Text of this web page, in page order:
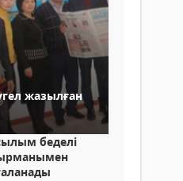
жазылған
беделі